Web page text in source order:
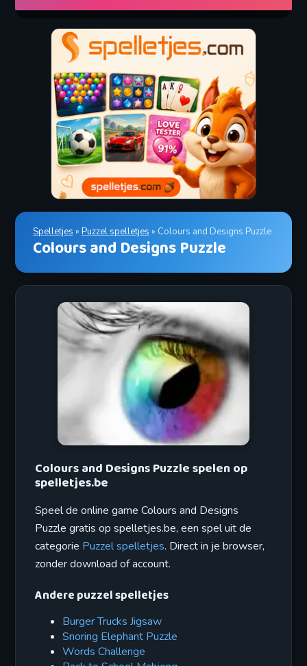
Spelletjes » Puzzel spelletjes » Colours and Designs Puzzle
Colours and Designs Puzzle
Colours and Designs Puzzle spelen op
spelletjes.be
Speel de online game Colours and Designs
Puzzle gratis op spelletjes.be, een spel uit de
categorie Puzzel spelletjes. Direct in je browser,
zonder download of account.
Andere puzzel spelletjes
Burger Trucks Jigsaw
Snoring Elephant Puzzle
Words Challenge